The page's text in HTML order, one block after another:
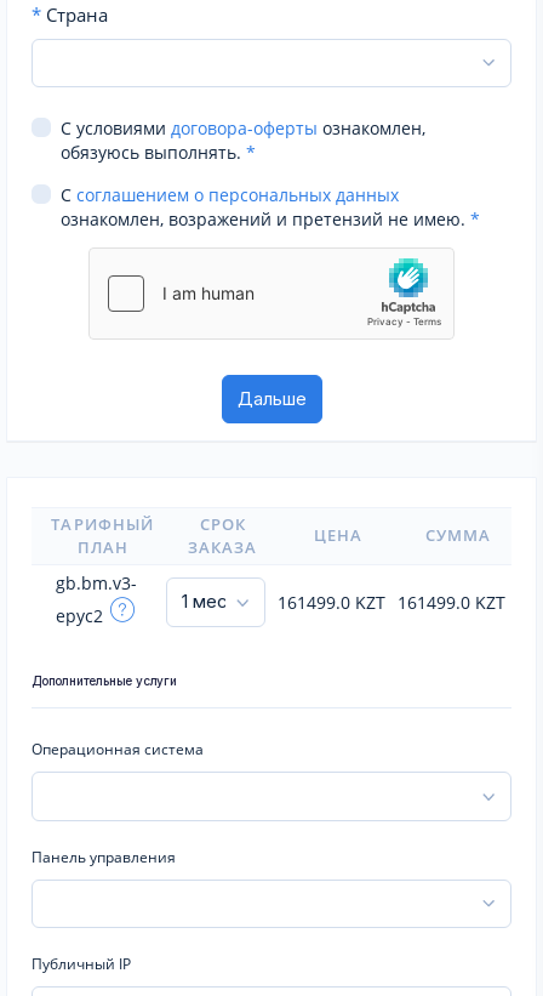
* Страна
С условиями договора-оферты ознакомлен,
обязуюсь выполнять. *
С соглашением о персональных данных
ознакомлен, возражений и претензий не имею. *
ТАРИФНЫЙ
ПЛАН
СРОК
ЗАКАЗА
ЦЕНА СУММА
gb.bm.v3-
epyc2
161499.0 KZT 161499.0 KZT
Дополнительные услуги
Операционная система
Панель управления
Публичный IP